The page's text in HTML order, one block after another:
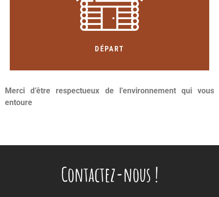
DÉPART
Nous demandons de libérer la cabane le lendemain, à
11h.
Merci d’être respectueux de l’environnement qui vous
entoure
Contactez-nous !